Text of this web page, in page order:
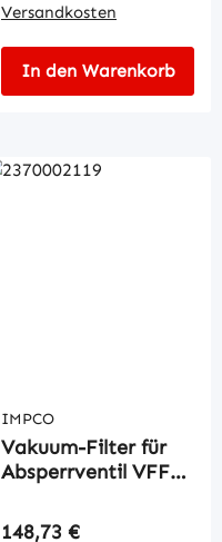
Versandkosten
In den Warenkorb
IMPCO
Vakuum-Filter für
Absperrventil VFF
Regulärer Preis:
148,73 €